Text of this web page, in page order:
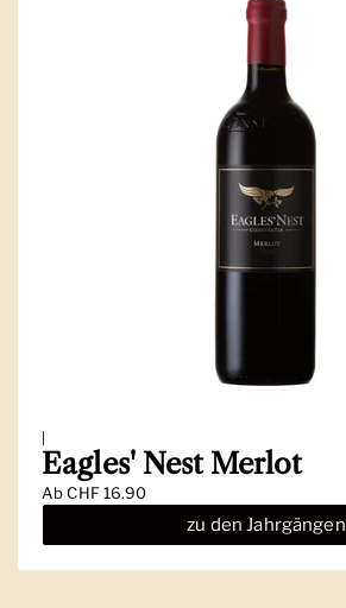
Eagles' Nest Merlot
AbCHF 16.90
zu den Jahrgängen